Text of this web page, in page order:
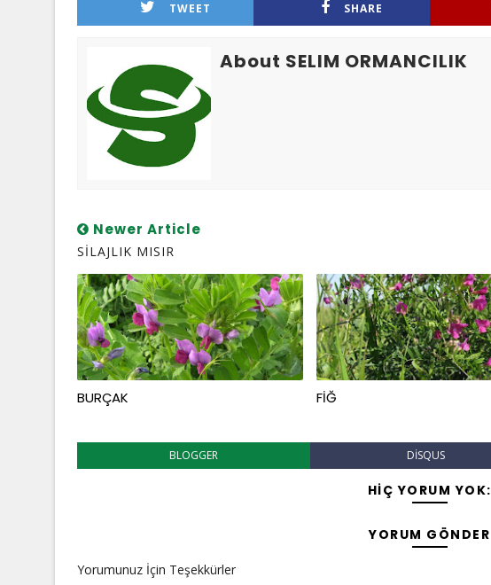
TWEET SHARE
About SELIM ORMANCILIK
Newer Article
SİLAJLIK MISIR
BURÇAK FİĞ
BLOGGER DISQUS
HIÇ YORUM YOK:
YORUM GÖNDER
Yorumunuz İçin Teşekkürler